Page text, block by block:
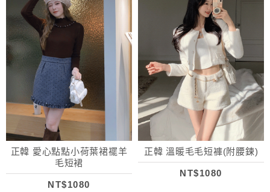
正韓 愛心點點小荷葉裙襬羊
毛短裙
NT$1080
正韓 溫暖毛毛短褲(附腰鍊)
NT$1080